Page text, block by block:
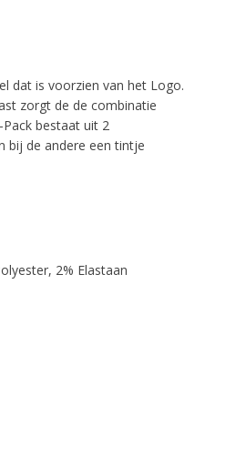
dat is voorzien van het Logo.
zorgt de de combinatie
bestaat uit 2
bij de andere een tintje
2% Elastaan